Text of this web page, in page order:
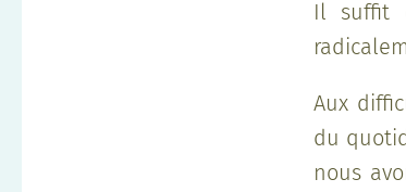
Il suffit
Aux
du
nous